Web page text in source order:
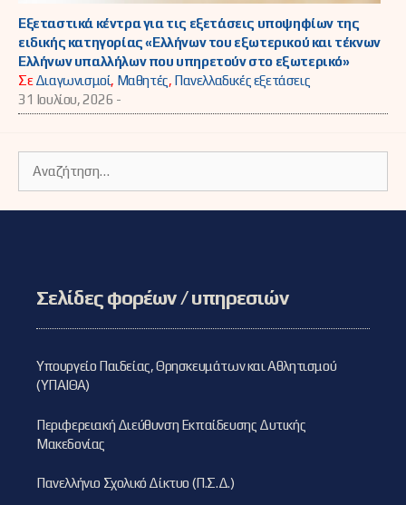
Εξεταστικά κέντρα για τις εξετάσεις υποψηφίων της
ειδικής κατηγορίας «Ελλήνων του εξωτερικού και τέκνων
Ελλήνων υπαλλήλων που υπηρετούν στο εξωτερικό»
ΣεΔιαγωνισμοί, Μαθητές, Πανελλαδικές εξετάσεις
31 Ιουλίου, 2026 -
για:
Σελίδες φορέων / υπηρεσιών
Υπουργείο Παιδείας, Θρησκευμάτων και Αθλητισμού
(ΥΠΑΙΘΑ)
Περιφερειακή Διεύθυνση Εκπαίδευσης Δυτικής
Μακεδονίας
Πανελλήνιο Σχολικό Δίκτυο (Π.Σ.Δ.)